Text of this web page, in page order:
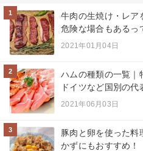
1
牛肉の生焼け・レア
危険な場合もあるっ
2021年01月04日
2
ハムの種類の一覧｜
ドイツなど国別の代
2021年06月03日
3
豚肉と卵を使った
かずにもおすすめ！